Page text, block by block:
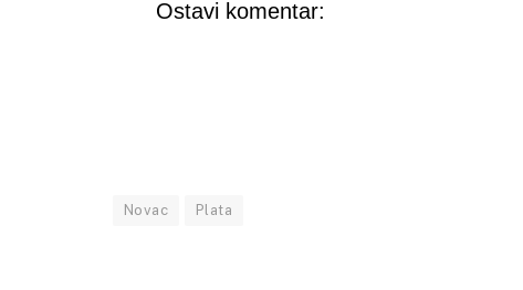
Ostavi komentar:
Novac Plata